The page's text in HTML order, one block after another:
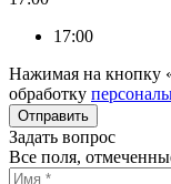
17:00
Нажимая на кнопку
обработку
Задать вопрос
Все поля,